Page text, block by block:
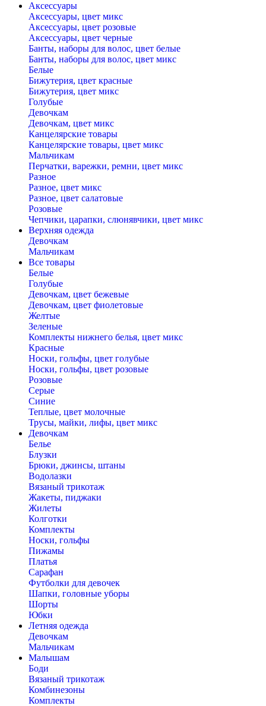
Аксессуары
Аксессуары, цвет микс
Аксессуары, цвет розовые
Аксессуары, цвет черные
Банты, наборы для волос, цвет белые
Банты, наборы для волос, цвет микс
Белые
Бижутерия, цвет красные
Бижутерия, цвет микс
Голубые
Девочкам
Девочкам, цвет микс
Канцелярские товары
Канцелярские товары, цвет микс
Мальчикам
Перчатки, варежки, ремни, цвет микс
Разное
Разное, цвет микс
Разное, цвет салатовые
Розовые
Чепчики, царапки, слюнявчики, цвет микс
Верхняя одежда
Девочкам
Мальчикам
Все товары
Белые
Голубые
Девочкам, цвет бежевые
Девочкам, цвет фиолетовые
Желтые
Зеленые
Комплекты нижнего белья, цвет микс
Красные
Носки, гольфы, цвет голубые
Носки, гольфы, цвет розовые
Розовые
Серые
Синие
Теплые, цвет молочные
Трусы, майки, лифы, цвет микс
Девочкам
Белье
Блузки
Брюки, джинсы, штаны
Водолазки
Вязаный трикотаж
Жакеты, пиджаки
Жилеты
Колготки
Комплекты
Носки, гольфы
Пижамы
Платья
Сарафан
Футболки для девочек
Шапки, головные уборы
Шорты
Юбки
Летняя одежда
Девочкам
Мальчикам
Малышам
Боди
Вязаный трикотаж
Комбинезоны
Комплекты